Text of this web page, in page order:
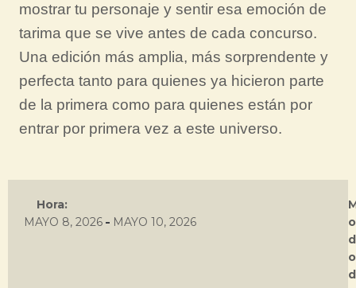
mostrar tu personaje y sentir esa emoción de
tarima que se vive antes de cada concurso.
Una edición más amplia, más sorprendente y
perfecta tanto para quienes ya hicieron parte
de la primera como para quienes están por
entrar por primera vez a este universo.
Hora:
MAYO 8, 2026 - MAYO 10, 2026
o
d
o
d